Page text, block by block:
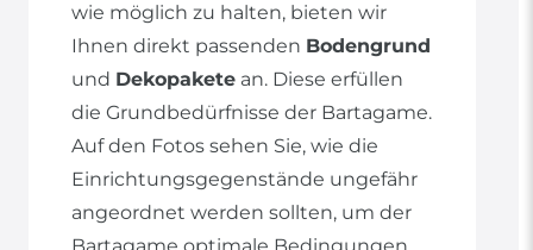
wie möglich zu halten, bieten wir
Ihnen direkt passenden Bodengrund
und Dekopakete an. Diese erfüllen
die Grundbedürfnisse der Bartagame.
Auf den Fotos sehen Sie, wie die
Einrichtungsgegenstände ungefähr
angeordnet werden sollten, um der